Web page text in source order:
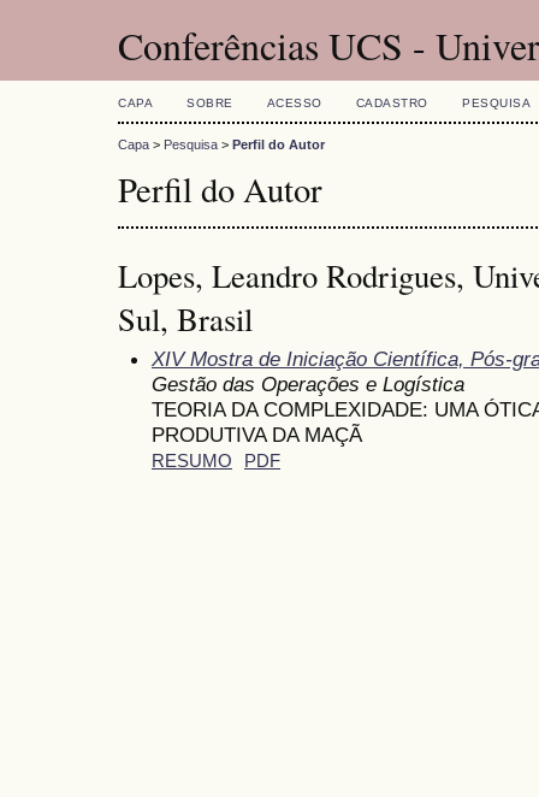
Conferências UCS -
CAPA SOBRE ACESSO CADASTRO PESQUISA
Capa > Pesquisa > Perfil do Autor
Perfil do Autor
Lopes, Leandro Rodrigues,
Sul, Brasil
XIV Mostra de Iniciação Científica, Pós-
Gestão das Operações e Logística
TEORIA DA COMPLEXIDADE: UMA
PRODUTIVA DA MAÇÃ
RESUMO PDF